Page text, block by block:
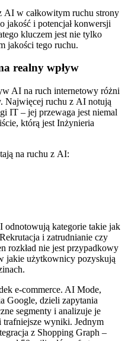
AI w całkowitym ruchu strony
jakość i potencjał konwersji
kluczem jest nie tylko
jakości tego ruchu.
realny wpływ
AI na ruch internetowy różni
Najwięcej ruchu z AI notują
IT – jej przewaga jest niemal
którą jest Inżynieria
na ruchu z AI:
odnotowują kategorie takie jak
i zatrudnianie czy
rozkład nie jest przypadkowy
jakie użytkownicy pozyskują
e⁠‑commerce. AI Mode,
Google, dzieli zapytania
segmenty i analizuje je
trafniejsze wyniki. Jednym
z Shopping Graph –